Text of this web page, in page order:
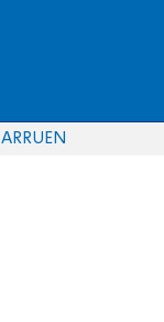
EN
RU
AR